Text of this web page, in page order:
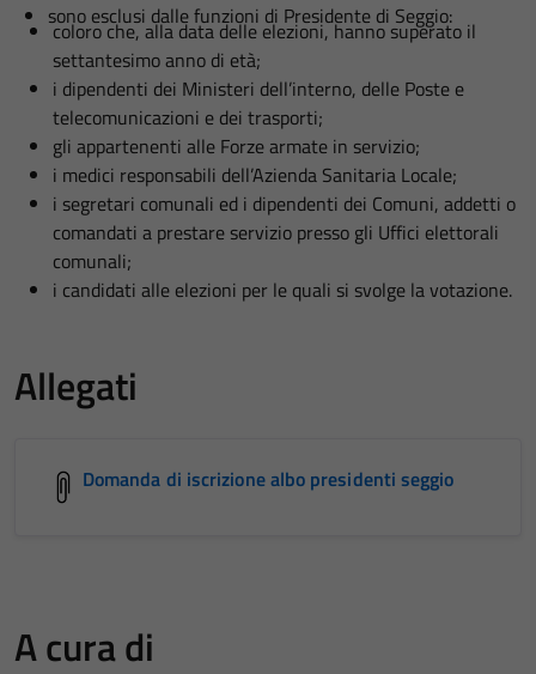
sono esclusi dalle funzioni di Presidente di Seggio:
coloro che, alla data delle elezioni, hanno superato il
settantesimo anno di età;
i dipendenti dei Ministeri dell’interno, delle Poste e
telecomunicazioni e dei trasporti;
gli appartenenti alle Forze armate in servizio;
i medici responsabili dell’Azienda Sanitaria Locale;
i segretari comunali ed i dipendenti dei Comuni, addetti o
comandati a prestare servizio presso gli Uffici elettorali
comunali;
i candidati alle elezioni per le quali si svolge la votazione.
Allegati
Domanda di iscrizione albo presidenti seggio
A cura di